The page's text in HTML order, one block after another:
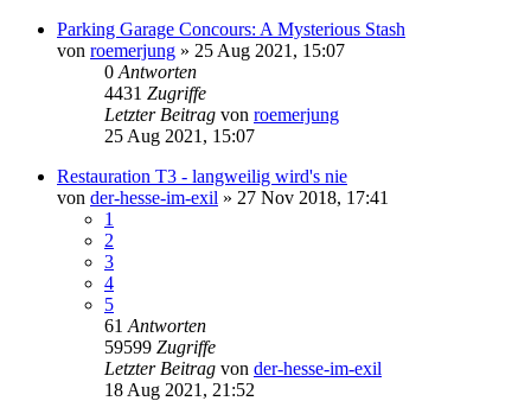
Parking Garage Concours: A Mysterious Stash
von roemerjung » 25 Aug 2021, 15:07
0 Antworten
4431 Zugriffe
Letzter Beitrag von roemerjung
25 Aug 2021, 15:07
Restauration T3 - langweilig wird's nie
von der-hesse-im-exil » 27 Nov 2018, 17:41
1
2
3
4
5
61 Antworten
59599 Zugriffe
Letzter Beitrag von der-hesse-im-exil
18 Aug 2021, 21:52